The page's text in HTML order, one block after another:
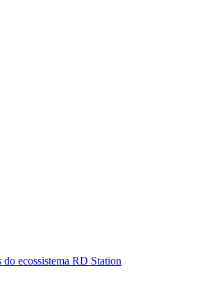
do ecossistema RD Station